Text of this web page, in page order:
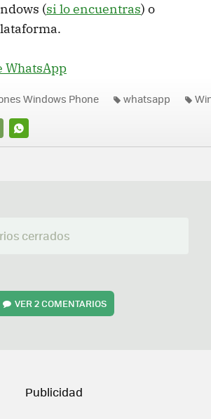
(si lo encuentras) o
WhatsApp
WHATSAPP
Windows Phone whatsapp
cerrados
VER2 COMENTARIOS